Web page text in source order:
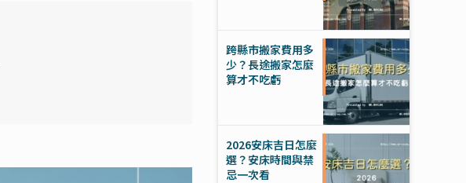
跨縣市搬家費用多
少？長途搬家怎麼
算才不吃虧
2026安床吉日怎麼
選？安床時間與禁
忌一次看